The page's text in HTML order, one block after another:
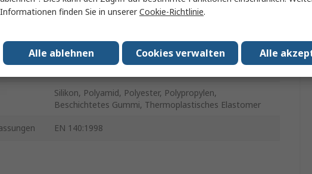
Silikon, Polyamid, Polyester, Polypropylen,
Beschichtetes Gummi, Thermoplastisches Elastomer
EN 140:1998
Informationen finden Sie in unsererCookie-Richtlinie.
Alle
Cookies verwalten
Alle ablehnen